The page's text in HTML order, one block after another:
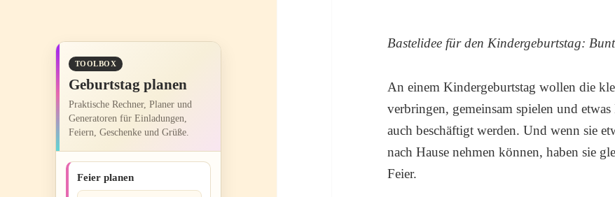
TOOLBOX
Geburtstag planen
Praktische Rechner, Planer und
Generatoren für Einladungen,
Feiern, Geschenke und Grüße.
Feier planen
Bastelidee für den Kindergeburtstag:
An einem Kindergeburtstag wollen die
verbringen, gemeinsam spielen und etwas
auch beschäftigt werden. Und wenn sie
nach Hause nehmen können, haben sie
Feier.